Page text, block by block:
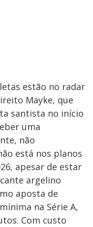
estão no radar
Mayke, que
santista no início
uma
não
está nos planos
apesar de estar
argelino
aposta de
na Série A,
Com custo